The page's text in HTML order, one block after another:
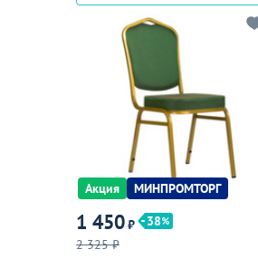
Акция МИНПРОМТОРГ
1 450₽
38
2 325 ₽